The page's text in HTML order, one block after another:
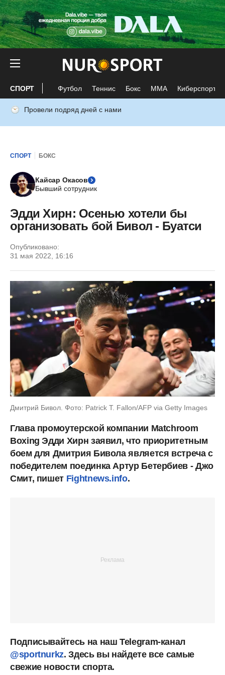
СПОРТ Футбол Теннис Бокс ММА Киберспорт
Провели подряд дней с нами
СПОРТ БОКС
Кайсар Окасов
Бывший сотрудник
Эдди Хирн: Осенью хотели бы
организовать бой Бивол - Буатси
Опубликовано:
31 мая 2022, 16:16
Дмитрий Бивол. Фото: Patrick T. Fallon/AFP via Getty Images
Глава промоутерской компании Matchroom
Boxing Эдди Хирн заявил, что приоритетным
боем для Дмитрия Бивола является встреча с
победителем поединка Артур Бетербиев - Джо
Смит, пишет Fightnews.info.
Подписывайтесь на наш Telegram-канал
@sportnurkz. Здесь вы найдете все самые
свежие новости спорта.